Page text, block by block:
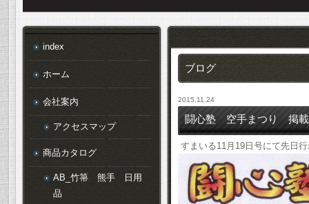
ブログ
2015.11.24
闘心塾 空手まつり 掲
すまいる11月19日号にて先日
index
ホーム
会社案内
アクセスマップ
商品カタログ
AB_竹箒 熊手 日用
品